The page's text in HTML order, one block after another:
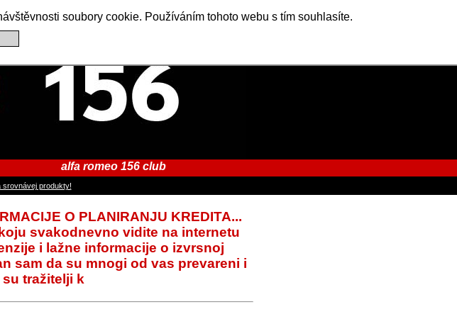
soubory cookie. Používáním tohoto webu s tím souhlasíte.
Club
alfa romeo 156 club
produkty!
O PLANIRANJU KREDITA...
svakodnevno vidite na internetu
i lažne informacije o izvrsnoj
sam da su mnogi od vas prevareni i
su tražitelji k